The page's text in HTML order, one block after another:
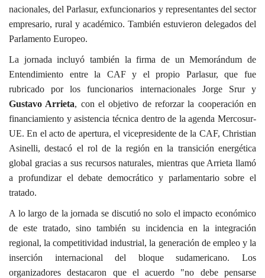
nacionales, del Parlasur, exfuncionarios y representantes del sector
empresario, rural y académico. También estuvieron delegados del
Parlamento Europeo.
La jornada incluyó también la firma de un Memorándum de
Entendimiento entre la CAF y el propio Parlasur, que fue
rubricado por los funcionarios internacionales Jorge Srur y
Gustavo Arrieta, con el objetivo de reforzar la cooperación en
financiamiento y asistencia técnica dentro de la agenda Mercosur-
UE. En el acto de apertura, el vicepresidente de la CAF, Christian
Asinelli, destacó el rol de la región en la transición energética
global gracias a sus recursos naturales, mientras que Arrieta llamó
a profundizar el debate democrático y parlamentario sobre el
tratado.
A lo largo de la jornada se discutió no solo el impacto económico
de este tratado, sino también su incidencia en la integración
regional, la competitividad industrial, la generación de empleo y la
inserción internacional del bloque sudamericano. Los
organizadores destacaron que el acuerdo "no debe pensarse